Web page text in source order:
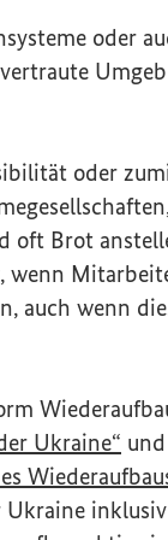
oder
oder
oft Brot
wenn
auch wenn
Ukraine“ und
Ukraine